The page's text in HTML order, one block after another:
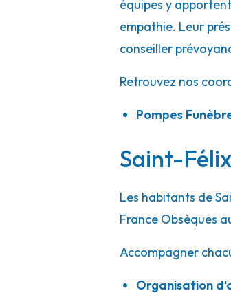
équipes y
empathie. Leur
conseiller
Retrouvez nos
Pompes
Saint-
Les habitants de
France Obsèques
Accompagner
Organisation